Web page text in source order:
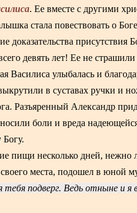
. Ее вместе с другими
стала повествовать о
присутствия
девять лет! Ее не
Василиса улыбалась и
в суставах ручки и
Разъяренный Александр
боли и вреда
пищи несколько дней, нежно
места, подошел в юной
подверг. Ведь отныне и я